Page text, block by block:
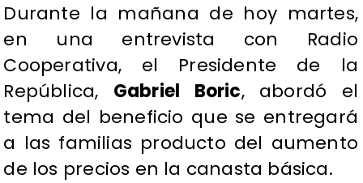
Durante la mañana de hoy martes,
en una entrevista con Radio
Cooperativa, el Presidente de la
República, Gabriel Boric, abordó el
tema del beneficio que se entregará
a las familias producto del aumento
de los precios en la canasta básica.